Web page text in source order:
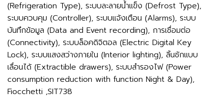
(Refrigeration Type), ระบบละลายน้ำแข็ง (Defrost Type),
ระบบควบคุม (Controller), ระบบแจ้งเตือน (Alarms), ระบบ
บันทึกข้อมูล (Data and Event recording), การเชื่อมต่อ
(Connectivity), ระบบล็อคดิจิตอล (Electric Digital Key
Lock), ระบบแสงสว่างภายใน (Interior lighting), ลิ้นชักแบบ
เลื่อนได้ (Extractible drawers), ระบบสำรองไฟ (Power
consumption reduction with function Night & Day),
Fiocchetti ,SIT738